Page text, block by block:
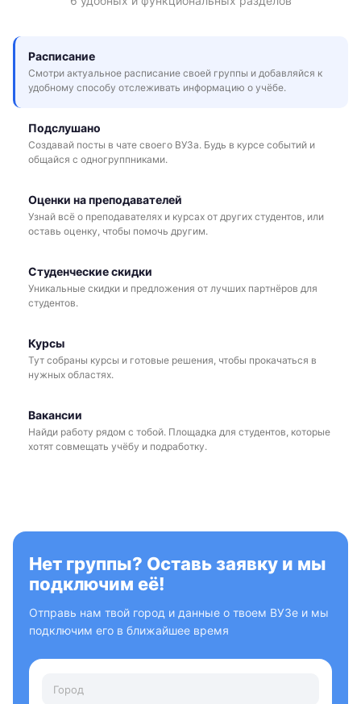
Расписание
Смотри актуальное расписание своей группы и добавляйся к
удобному способу отслеживать информацию о учёбе.
Подслушано
Создавай посты в чате своего ВУЗа. Будь в курсе событий и
общайся с одногруппниками.
Оценки на преподавателей
Узнай всё о преподавателях и курсах от других студентов, или
оставь оценку, чтобы помочь другим.
Студенческие скидки
Уникальные скидки и предложения от лучших партнёров для
студентов.
Курсы
Тут собраны курсы и готовые решения, чтобы прокачаться в
нужных областях.
Вакансии
Найди работу рядом с тобой. Площадка для студентов, которые
хотят совмещать учёбу и подработку.
Нет группы? Оставь заявку и мы
подключим её!
Отправь нам твой город и данные о твоем ВУЗе и мы
подключим его в ближайшее время